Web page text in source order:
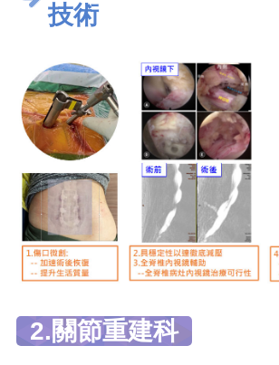
技術
2.關節重建科